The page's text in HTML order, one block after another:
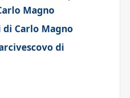
Magno
Carlo Magno
di